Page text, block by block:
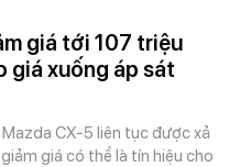
giá tới 107 triệu
giá xuống áp sát
Mazda CX-5 liên tục được xả
giá có thể là tín hiệu cho